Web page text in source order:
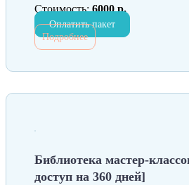
Стоимость: 6000 р.
Оплатить пакет
Подробнее
Библиотека мастер-
доступ на 360 дней]